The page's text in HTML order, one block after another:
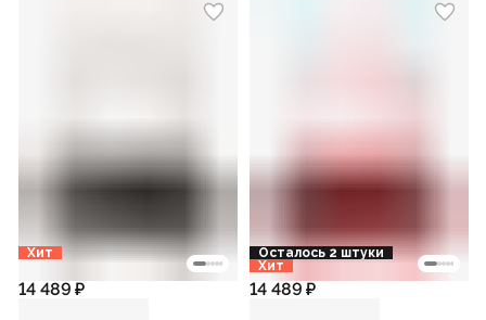
Хит
14 489 ₽
Осталось 2 штуки
Хит
14 489 ₽